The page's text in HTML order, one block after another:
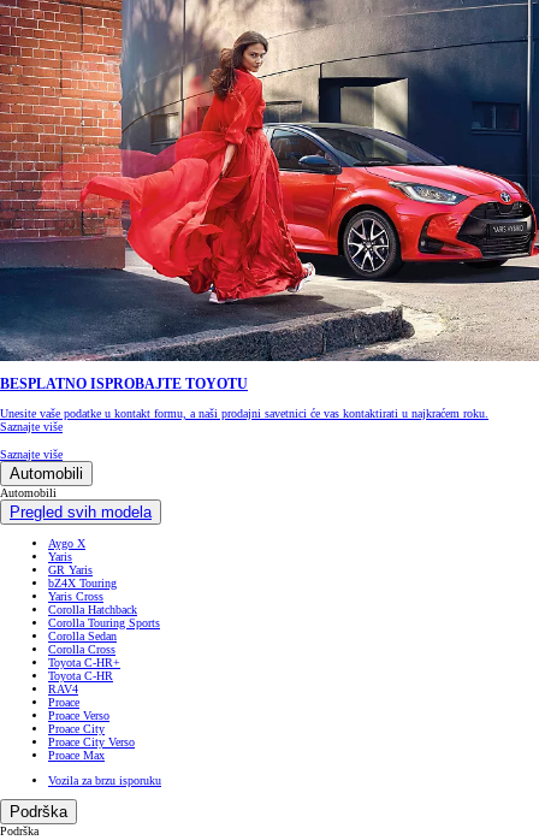
BESPLATNO ISPROBAJTE TOYOTU
Unesite vaše podatke u kontakt formu, a naši prodajni savetnici će vas kontaktirati u najkraćem roku.
Saznajte više
Saznajte više
Automobili
Automobili
Pregled svih modela
Aygo X
Yaris
GR Yaris
bZ4X Touring
Yaris Cross
Corolla Hatchback
Corolla Touring Sports
Corolla Sedan
Corolla Cross
Toyota C-HR+
Toyota C-HR
RAV4
Proace
Proace Verso
Proace City
Proace City Verso
Proace Max
Vozila za brzu isporuku
Podrška
Podrška